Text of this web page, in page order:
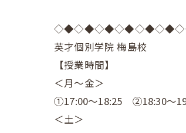
英才個別学院 梅島校
【授業時間】
＜月～金＞
①17:00～18:25 ②18:30～
＜土＞